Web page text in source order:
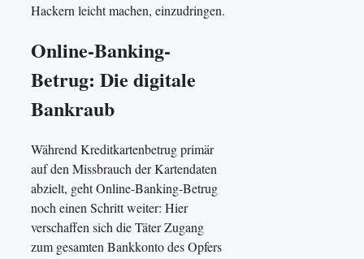
Hackern leicht machen, einzudringen.
Online-Banking-
Betrug: Die digitale
Bankraub
Während Kreditkartenbetrug primär
auf den Missbrauch der Kartendaten
abzielt, geht Online-Banking-Betrug
noch einen Schritt weiter: Hier
verschaffen sich die Täter Zugang
zum gesamten Bankkonto des Opfers